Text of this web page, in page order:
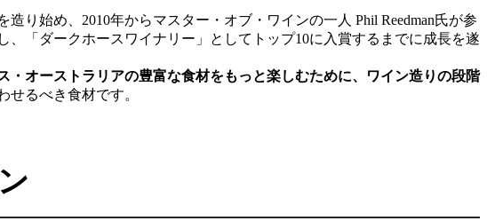
り始め、2010年からマスター・オブ・ワインの一人 Phil Reedman氏が参
「ダークホースワイナリー」としてトップ10に入賞するまでに成長を遂
・オーストラリアの豊富な食材をもっと楽しむために、ワイン造りの段階
せるべき食材です。